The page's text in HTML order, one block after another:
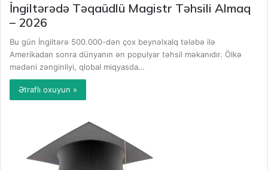
İngiltərədə Təqaüdlü Magistr Təhsili Almaq
– 2026
Bu gün İngiltərə 500.000-dən çox beynəlxalq tələbə ilə
Amerikadan sonra dünyanın ən populyar təhsil məkanıdır. Ölkə
mədəni zənginliyi, qlobal miqyasda…
Ətraflı oxuyun »